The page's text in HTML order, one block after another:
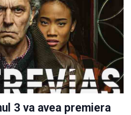
3 va avea premiera